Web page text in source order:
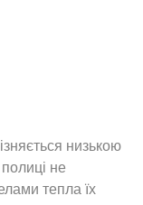
низькою
не
тепла їх